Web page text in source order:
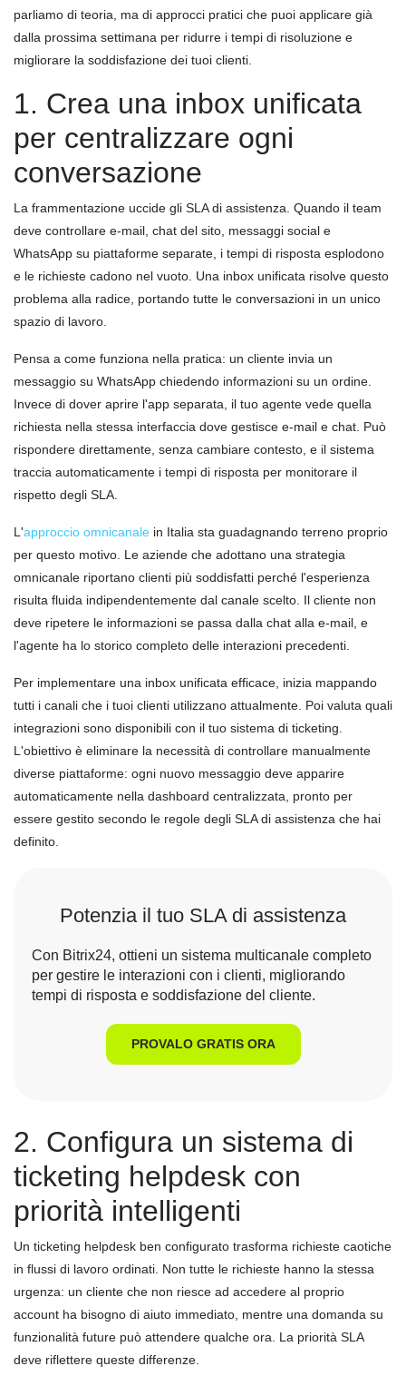
parliamo di teoria, ma di approcci pratici che puoi applicare già
dalla prossima settimana per ridurre i tempi di risoluzione e
migliorare la soddisfazione dei tuoi clienti.
1. Crea una inbox unificata
per centralizzare ogni
conversazione
La frammentazione uccide gli SLA di assistenza. Quando il team
deve controllare e-mail, chat del sito, messaggi social e
WhatsApp su piattaforme separate, i tempi di risposta esplodono
e le richieste cadono nel vuoto. Una inbox unificata risolve questo
problema alla radice, portando tutte le conversazioni in un unico
spazio di lavoro.
Pensa a come funziona nella pratica: un cliente invia un
messaggio su WhatsApp chiedendo informazioni su un ordine.
Invece di dover aprire l'app separata, il tuo agente vede quella
richiesta nella stessa interfaccia dove gestisce e-mail e chat. Può
rispondere direttamente, senza cambiare contesto, e il sistema
traccia automaticamente i tempi di risposta per monitorare il
rispetto degli SLA.
L'approccio omnicanale in Italia sta guadagnando terreno proprio
per questo motivo. Le aziende che adottano una strategia
omnicanale riportano clienti più soddisfatti perché l'esperienza
risulta fluida indipendentemente dal canale scelto. Il cliente non
deve ripetere le informazioni se passa dalla chat alla e-mail, e
l'agente ha lo storico completo delle interazioni precedenti.
Per implementare una inbox unificata efficace, inizia mappando
tutti i canali che i tuoi clienti utilizzano attualmente. Poi valuta quali
integrazioni sono disponibili con il tuo sistema di ticketing.
L'obiettivo è eliminare la necessità di controllare manualmente
diverse piattaforme: ogni nuovo messaggio deve apparire
automaticamente nella dashboard centralizzata, pronto per
essere gestito secondo le regole degli SLA di assistenza che hai
definito.
Potenzia il tuo SLA di assistenza
Con Bitrix24, ottieni un sistema multicanale completo
per gestire le interazioni con i clienti, migliorando
tempi di risposta e soddisfazione del cliente.
PROVALO GRATIS ORA
2. Configura un sistema di
ticketing helpdesk con
priorità intelligenti
Un ticketing helpdesk ben configurato trasforma richieste caotiche
in flussi di lavoro ordinati. Non tutte le richieste hanno la stessa
urgenza: un cliente che non riesce ad accedere al proprio
account ha bisogno di aiuto immediato, mentre una domanda su
funzionalità future può attendere qualche ora. La priorità SLA
deve riflettere queste differenze.